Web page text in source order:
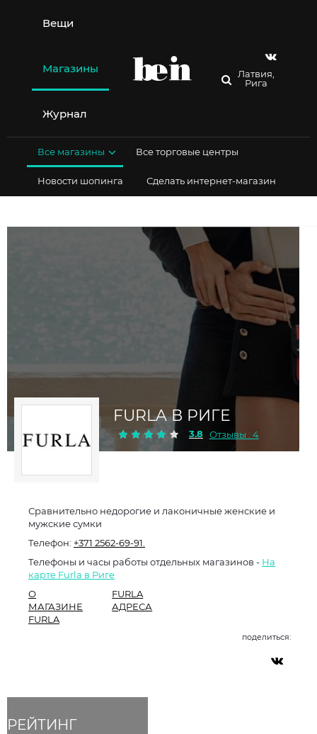
содержимому
Вещи
Магазины
Журнал
Латвия,
Рига
Все магазины Все торговые центры
Новости шопинга Сделать интернет-магазин
FURLA В РИГЕ
3.8 Отзывы : 4
РЕЙТИНГ
Сравнительно недорогие и лаконичные женские и
мужские сумки
Телефон: +371 2562-69-91.
Телефоны и часы работы отдельных магазинов - На
карте Furla в Риге
О
МАГАЗИНЕ
FURLA
FURLA
АДРЕСА
поделиться: